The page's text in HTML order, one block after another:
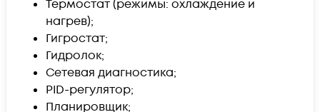
Термостат (режимы: охлаждение и
нагрев);
Гигростат;
Гидролок;
Сетевая диагностика;
PID-регулятор;
Планировщик;